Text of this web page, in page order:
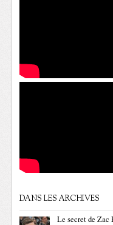
DANS LES ARCHIVES
Le secret de Zac